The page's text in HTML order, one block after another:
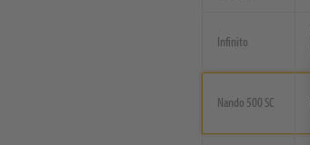
Infinito
Nando 500 SC